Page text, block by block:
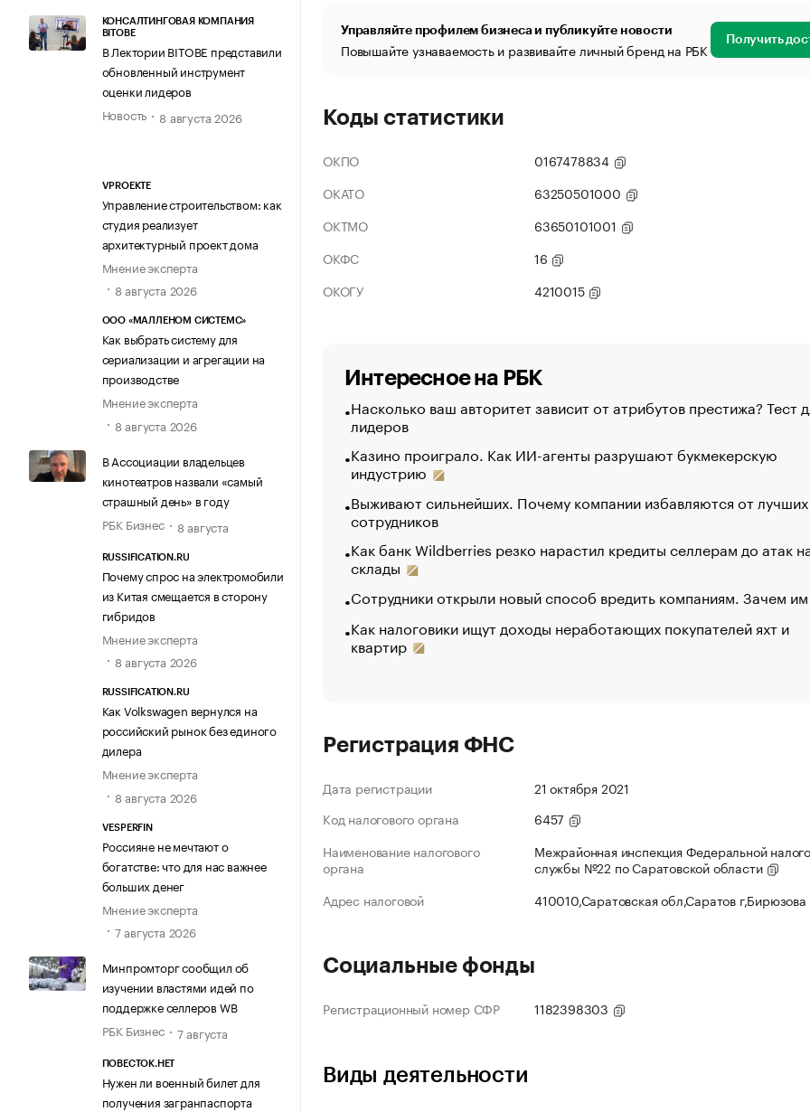
КОНСАЛТИНГОВАЯ КОМПАНИЯ
BITOBE
В Лектории BITOBE представили
обновленный инструмент
оценки лидеров
Новость
8 августа 2026
VPROEKTE
Управление строительством: как
студия реализует
архитектурный проект дома
Мнение эксперта
8 августа 2026
ООО «МАЛЛЕНОМ СИСТЕМС»
Как выбрать систему для
сериализации и агрегации на
производстве
Мнение эксперта
8 августа 2026
В Ассоциации владельцев
кинотеатров назвали «самый
страшный день» в году
РБК Бизнес
8 августа
RUSSIFICATION.RU
Почему спрос на электромобили
из Китая смещается в сторону
гибридов
Мнение эксперта
8 августа 2026
RUSSIFICATION.RU
Как Volkswagen вернулся на
российский рынок без единого
дилера
Мнение эксперта
8 августа 2026
VESPERFIN
Россияне не мечтают о
богатстве: что для нас важнее
больших денег
Мнение эксперта
7 августа 2026
Минпромторг сообщил об
изучении властями идей по
поддержке селлеров WB
РБК Бизнес
7 августа
ПОВЕСТОК.НЕТ
Нужен ли военный билет для
получения загранпаспорта
Управляйте профилем бизнеса и публикуйте новости
Повышайте узнаваемость и развивайте личный бренд на РБК Получить
Коды статистики
ОКПО
0167478834
ОКАТО
63250501000
ОКТМО
63650101001
ОКФС
16
ОКОГУ
4210015
Интересное на РБК
Насколько ваш авторитет зависит от атрибутов престижа? Тест
лидеров
Казино проиграло. Как ИИ-агенты разрушают букмекерскую
индустрию
Выживают сильнейших. Почему компании избавляются от лучших
сотрудников
Как банк Wildberries резко нарастил кредиты селлерам до атак
склады
Сотрудники открыли новый способ вредить компаниям. Зачем
Как налоговики ищут доходы неработающих покупателей яхт и
квартир
Регистрация ФНС
Дата регистрации
21 октября 2021
Код налогового органа
6457
Наименование налогового
органа
Межрайонная инспекция Федеральной
службы №22 по Саратовской области
Адрес налоговой
410010,Саратовская обл,Саратов г,Бирюзова
Социальные фонды
Регистрационный номер СФР 1182398303
Виды деятельности